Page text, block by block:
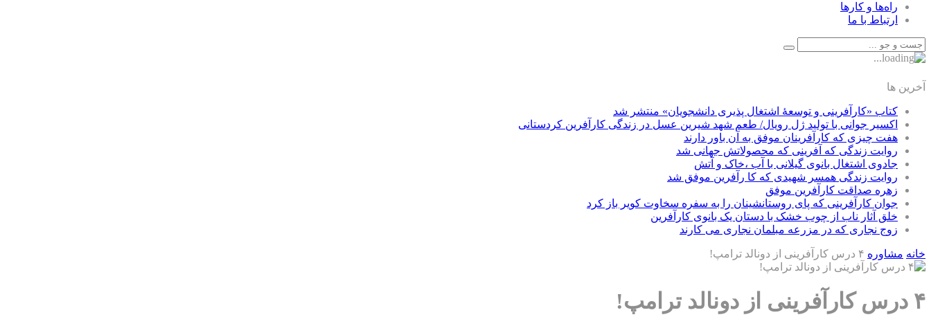
راه‌ها و كارها
ارتباط با ما
آخرین ها
کتاب «کارآفرینی و توسعۀ اشتغال پذیری دانشجویان» منتشر شد
اکسیر جوانی با تولید ژل رویال/ طعم شهد شیرین عسل‌ در زندگی کارآفرین کردستانی
هفت چیزی که کارآفرینان موفق به آن باور دارند
روایت زندگی که آفرینی که محصولاتش جهانی شد
جادوی اشتغال بانوی گیلانی با آب ،خاک و آتش
روایت زندگی همسر شهیدی که کا رآفرین موفق شد
زهره صداقت کارآفرین موفق
جوان کارآفرینی که پای روستانشینان را به سفره سخاوت کویر باز کرد
خلق آثار ناب از چوب خشک با دستان یک بانوی کارآفرین
زوج نجاری که در مزرعه مبلمان نجاری می کارند
خانه مشاوره ۴ درس کارآفرینی از دونالد ترامپ!
۴ درس کارآفرینی از دونالد ترامپ!